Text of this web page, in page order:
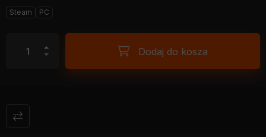
Steam PC
Dodaj do kosza